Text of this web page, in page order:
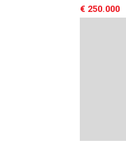
€ 250.000